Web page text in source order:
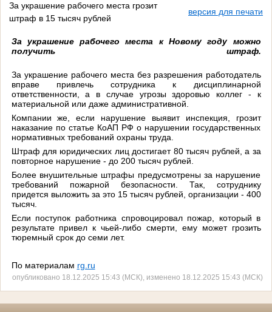
За украшение рабочего места грозит
штраф в 15 тысяч рублей
версия для печати
За украшение рабочего места к Новому году можно
получить штраф.
За украшение рабочего места без разрешения работодатель
вправе привлечь сотрудника к дисциплинарной
ответственности, а в случае угрозы здоровью коллег - к
материальной или даже административной.
Компании же, если нарушение выявит инспекция, грозит
наказание по статье КоАП РФ о нарушении государственных
нормативных требований охраны труда.
Штраф для юридических лиц достигает 80 тысяч рублей, а за
повторное нарушение - до 200 тысяч рублей.
Более внушительные штрафы предусмотрены за нарушение
требований пожарной безопасности. Так, сотруднику
придется выложить за это 15 тысяч рублей, организации - 400
тысяч.
Если поступок работника спровоцировал пожар, который в
результате привел к чьей-либо смерти, ему может грозить
тюремный срок до семи лет.
По материалам rg.ru
опубликовано 18.12.2025 15:43 (МСК), изменено 18.12.2025 15:43 (МСК)